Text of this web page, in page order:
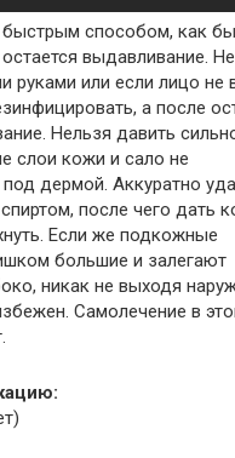
способом, как
выдавливание.
руками или если лицо не
а после
Нельзя давить
слои кожи и сало не
дермой. Аккуратно
после чего дать
Если же подкожные
большие и залегают
никак не выходя
Самолечение в